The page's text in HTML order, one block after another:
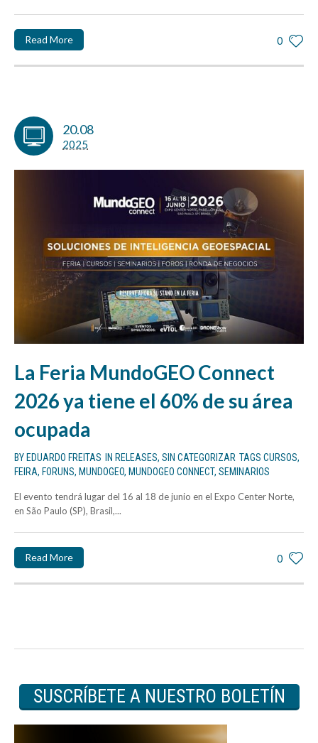
0
Read More
20.08
2025
La Feria MundoGEO Connect
2026 ya tiene el 60% de su área
ocupada
BY EDUARDO FREITAS IN RELEASES, SIN CATEGORIZAR TAGS CURSOS,
FEIRA, FORUNS, MUNDOGEO, MUNDOGEO CONNECT, SEMINARIOS
El evento tendrá lugar del 16 al 18 de junio en el Expo Center Norte,
en São Paulo (SP), Brasil,...
0
Read More
SUSCRÍBETE A NUESTRO BOLETÍN